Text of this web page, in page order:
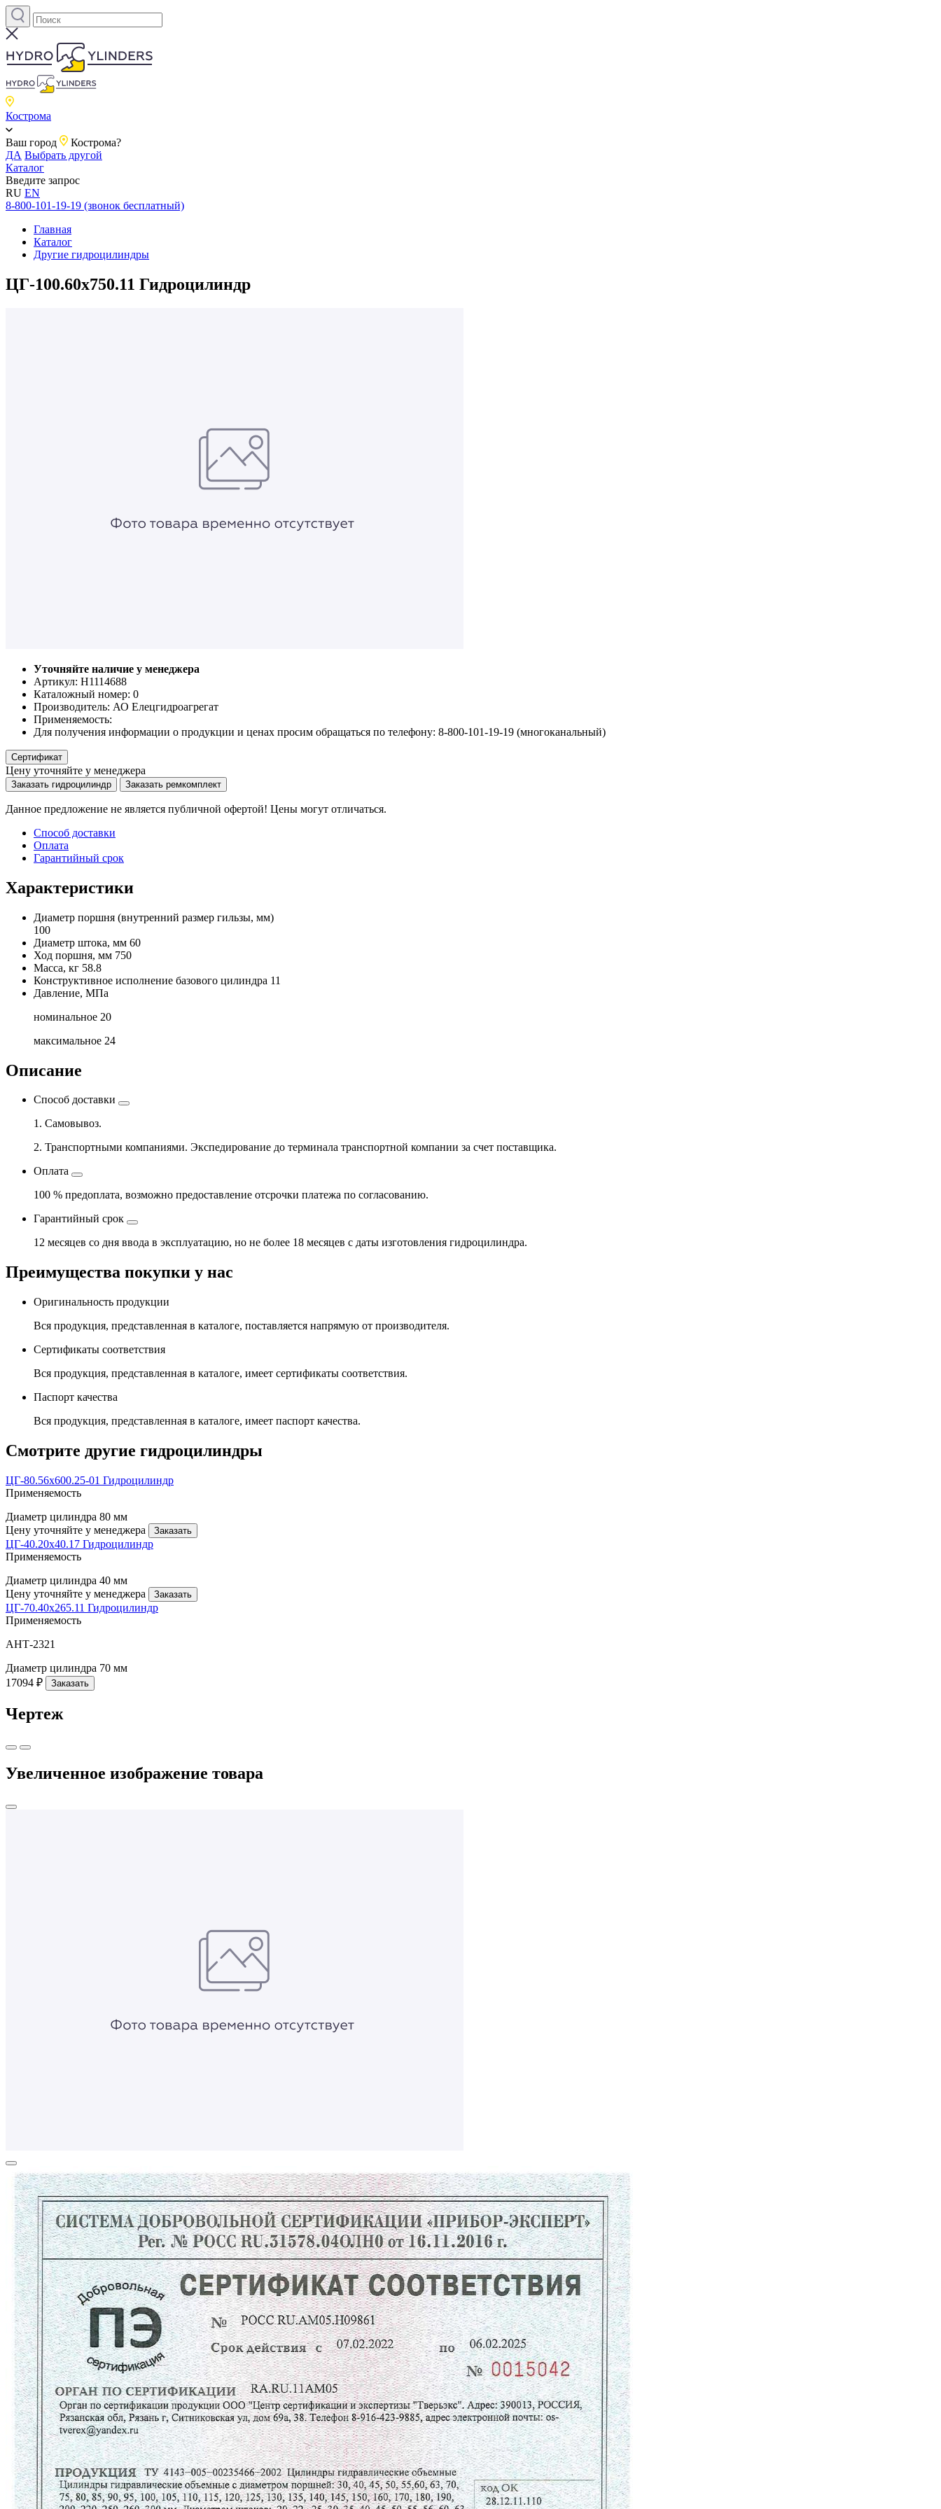
Кострома
Ваш город
Кострома?
ДА Выбрать другой
Каталог
Введите запрос
RU EN
8-800-101-19-19 (звонок бесплатный)
Главная
Каталог
Другие гидроцилиндры
ЦГ-100.60х750.11 Гидроцилиндр
Уточняйте наличие у менеджера
Артикул: Н1114688
Каталожный номер: 0
Производитель: АО Елецгидроагрегат
Применяемость:
Для получения информации о продукции и ценах просим обращаться по телефону: 8-800-101-19-19 (многоканальный)
Сертификат
Цену уточняйте у менеджера
Заказать гидроцилиндр Заказать ремкомплект
Данное предложение не является публичной офертой! Цены могут отличаться.
Способ доставки
Оплата
Гарантийный срок
Характеристики
Диаметр поршня (внутренний размер гильзы, мм)
100
Диаметр штока, мм 60
Ход поршня, мм 750
Масса, кг 58.8
Конструктивное исполнение базового цилиндра 11
Давление, МПа
номинальное 20
максимальное 24
Описание
Способ доставки
1. Самовывоз.
2. Транспортными компаниями. Экспедирование до терминала транспортной компании за счет поставщика.
Оплата
100 % предоплата, возможно предоставление отсрочки платежа по согласованию.
Гарантийный срок
12 месяцев со дня ввода в эксплуатацию, но не более 18 месяцев с даты изготовления гидроцилиндра.
Преимущества покупки у нас
Оригинальность продукции
Вся продукция, представленная в каталоге, поставляется напрямую от производителя.
Сертификаты соответствия
Вся продукция, представленная в каталоге, имеет сертификаты соответствия.
Паспорт качества
Вся продукция, представленная в каталоге, имеет паспорт качества.
Смотрите другие гидроцилиндры
ЦГ-80.56х600.25-01 Гидроцилиндр
Применяемость
Диаметр цилиндра 80 мм
Цену уточняйте у менеджера
Заказать
ЦГ-40.20х40.17 Гидроцилиндр
Применяемость
Диаметр цилиндра 40 мм
Цену уточняйте у менеджера
Заказать
ЦГ-70.40х265.11 Гидроцилиндр
Применяемость
АНТ-2321
Диаметр цилиндра 70 мм
17094 ₽
Заказать
Чертеж
Увеличенное изображение товара